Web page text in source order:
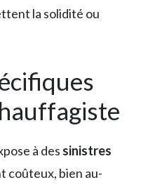
la solidité ou
à des sinistres
coûteux, bien au-